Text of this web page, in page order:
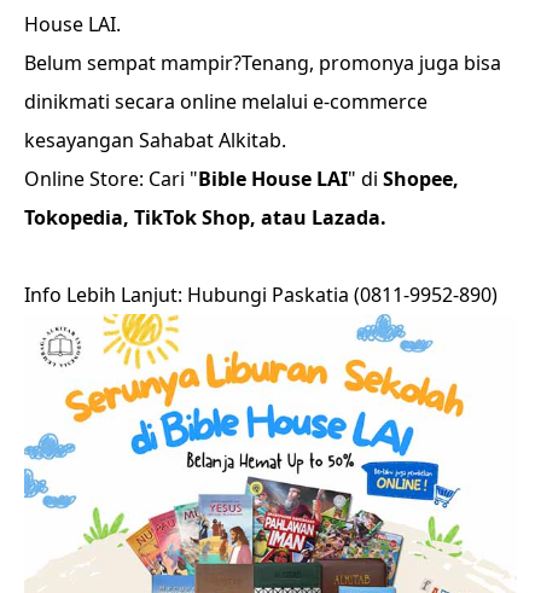
House LAI.
Belum sempat mampir?Tenang, promonya juga bisa
dinikmati secara online melalui e-commerce
kesayangan Sahabat Alkitab.
Online Store: Cari "Bible House LAI" di Shopee,
Tokopedia, TikTok Shop, atau Lazada.
Info Lebih Lanjut: Hubungi Paskatia (0811-9952-890)